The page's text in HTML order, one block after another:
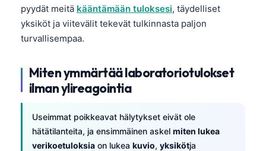
pyydät meitä kääntämään tuloksesi, täydelliset
yksiköt ja viitevälit tekevät tulkinnasta paljon
turvallisempaa.
Miten ymmärtää laboratoriotulokset
ilman ylireagointia
Useimmat poikkeavat hälytykset eivät ole
hätätilanteita, ja ensimmäinen askel miten lukea
verikoetuloksia on lukea kuvio, yksikötja
Беларуская мова
Esperanto
Ślōnskŏ gŏdka